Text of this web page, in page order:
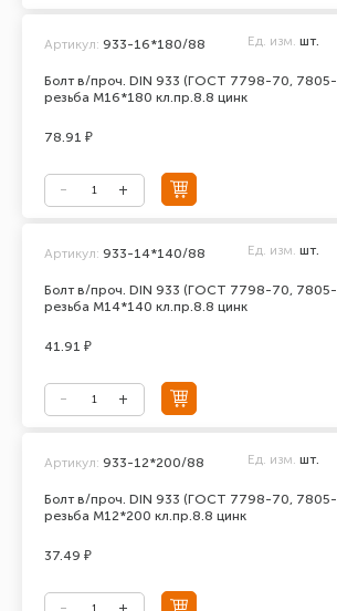
Болт в/проч. DIN 933 (ГОСТ 7798-70, 7805-
резьба М16*180 кл.пр.8.8 цинк
Артикул: 933-16*180/88 Ед. изм. шт.
78.91 ₽
Болт в/проч. DIN 933 (ГОСТ 7798-70, 7805-
резьба М14*140 кл.пр.8.8 цинк
Артикул: 933-14*140/88 Ед. изм. шт.
41.91 ₽
Болт в/проч. DIN 933 (ГОСТ 7798-70, 7805-
резьба М12*200 кл.пр.8.8 цинк
Артикул: 933-12*200/88 Ед. изм. шт.
37.49 ₽